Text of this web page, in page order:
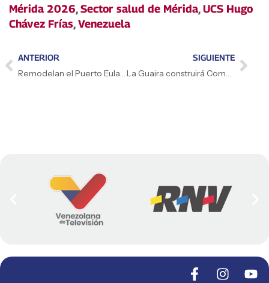
Mérida 2026,Sector salud de Mérida,UCS Hugo
Chávez Frías,Venezuela
ANTERIOR
Remodelan el Puerto Eulalia Buroz en Anzoátegui para impulsar el turismo nacional
SIGUIENTE
La Guaira construirá Complejo Universitario para 20 instituciones